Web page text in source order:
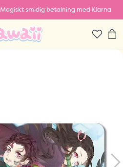
Magiskt smidig betalning med Klarna